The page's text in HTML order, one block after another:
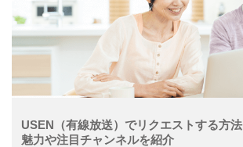
USEN（有線放送）でリクエストする方法
魅力や注目チャンネルを紹介